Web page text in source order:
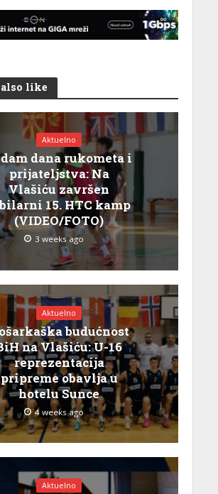
like
Aktuelno
dana rukometa i
prijateljstva: Na
Vlašiću završen
15. HTC kamp
(VIDEO/FOTO)
3 weeks ago
Aktuelno
budućnost
na Vlašiću: U-16
reprezentacija
pripreme obavlja u
hotelu Sunce
4 weeks ago
Aktuelno